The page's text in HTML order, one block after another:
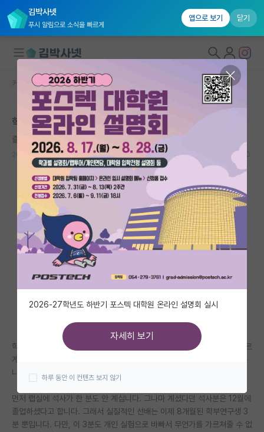
김박사넷
푸시 알림으로 소식을 빠르게
앱으로 보기 닫기
대학원생 모집
국내대학원 정보
연구실&오픈랩
커뮤니티
커뮤니티 홈
전체글보기
베스트 게시판
IF 명예의전당
자유 게시판(아무개랩)
미국 유학 게시판
미국 대학원 합격 후기 게시판
대학원 합격 후기 게시판
연구실(PI) 홍보 게시판
석박사 채용 정보 게시판
커뮤니티 홈 학부 인턴 게시판
학부연구생 조언 부탁드립니다
즐거운 버지니아 울프
2026.01.29 0 1083
학부연구생을 시작한지 3주차 된 학생입니다. 현재 다니고 있는 랩실을 빠르
게 그만두는 것이 맞는지 계속 고민하다 의견을 묻기위해 이렇게 글을 써봅
니다.
먼저 랩실에 석사가 한 분도 안 계십니다. 그나마 계셨다던 석사분은 12월에
졸업하셨다고 합니다. 그래서 실질적인 선배는 이제 8개월된 학부연구생 3
분 뿐입니다. 다만, 이 3분도 개인 실험으로 바빠서 무언가를 가르쳐줄 수 없
2026-27학년도 하반기 포스텍 대학원 온라인 설명회 실시
자세히 보기
하루 동안 이 컨텐츠 보지 않기